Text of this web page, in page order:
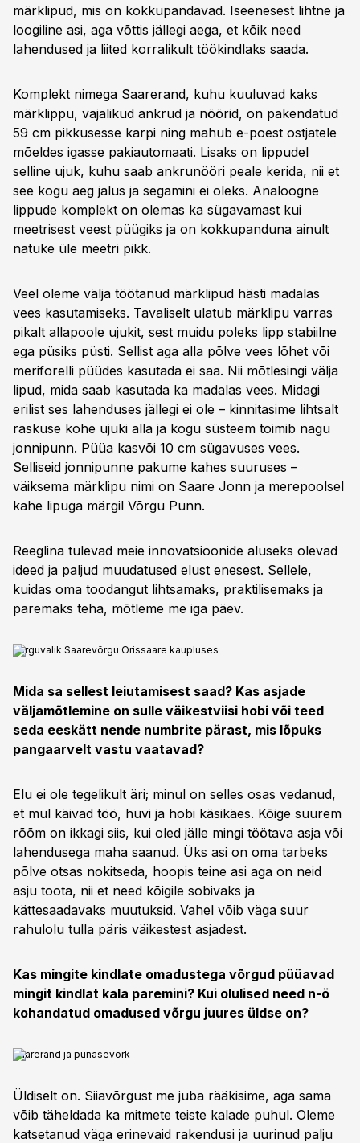
märklipud, mis on kokkupandavad. Iseenesest lihtne ja
loogiline asi, aga võttis jällegi aega, et kõik need
lahendused ja liited korralikult töökindlaks saada.
Komplekt nimega Saarerand, kuhu kuuluvad kaks
märklippu, vajalikud ankrud ja nöörid, on pakendatud
59 cm pikkusesse karpi ning mahub e-poest ostjatele
mõeldes igasse pakiautomaati. Lisaks on lippudel
selline ujuk, kuhu saab ankrunööri peale kerida, nii et
see kogu aeg jalus ja segamini ei oleks. Analoogne
lippude komplekt on olemas ka sügavamast kui
meetrisest veest püügiks ja on kokkupanduna ainult
natuke üle meetri pikk.
Veel oleme välja töötanud märklipud hästi madalas
vees kasutamiseks. Tavaliselt ulatub märklipu varras
pikalt allapoole ujukit, sest muidu poleks lipp stabiilne
ega püsiks püsti. Sellist aga alla põlve vees lõhet või
meriforelli püüdes kasutada ei saa. Nii mõtlesingi välja
lipud, mida saab kasutada ka madalas vees. Midagi
erilist ses lahenduses jällegi ei ole – kinnitasime lihtsalt
raskuse kohe ujuki alla ja kogu süsteem toimib nagu
jonnipunn. Püüa kasvõi 10 cm sügavuses vees.
Selliseid jonnipunne pakume kahes suuruses –
väiksema märklipu nimi on Saare Jonn ja merepoolsel
kahe lipuga märgil Võrgu Punn.
Reeglina tulevad meie innovatsioonide aluseks olevad
ideed ja paljud muudatused elust enesest. Sellele,
kuidas oma toodangut lihtsamaks, praktilisemaks ja
paremaks teha, mõtleme me iga päev.
Võrguvalik Saarevõrgu Orissaare kaupluses
Mida sa sellest leiutamisest saad? Kas asjade
väljamõtlemine on sulle väikestviisi hobi või teed
seda eeskätt nende numbrite pärast, mis lõpuks
pangaarvelt vastu vaatavad?
Elu ei ole tegelikult äri; minul on selles osas vedanud,
et mul käivad töö, huvi ja hobi käsikäes. Kõige suurem
rõõm on ikkagi siis, kui oled jälle mingi töötava asja või
lahendusega maha saanud. Üks asi on oma tarbeks
põlve otsas nokitseda, hoopis teine asi aga on neid
asju toota, nii et need kõigile sobivaks ja
kättesaadavaks muutuksid. Vahel võib väga suur
rahulolu tulla päris väikestest asjadest.
Kas mingite kindlate omadustega võrgud püüavad
mingit kindlat kala paremini? Kui olulised need n-ö
kohandatud omadused võrgu juures üldse on?
Saarerand ja punasevõrk
Üldiselt on. Siiavõrgust me juba rääkisime, aga sama
võib täheldada ka mitmete teiste kalade puhul. Oleme
katsetanud väga erinevaid rakendusi ja uurinud palju